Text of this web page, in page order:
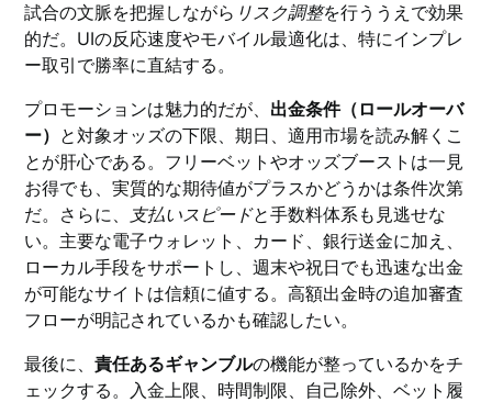
試合の文脈を把握しながら リスク調整を行ううえで効果
的だ。UIの反応速度やモバイル最適化は、特にインプレ
ー取引で勝率に直結する。
プロモーションは魅力的だが、 出金条件（ロールオーバ
ー） と対象オッズの下限、期日、適用市場を読み解くこ
とが肝心である。フリーベットやオッズブーストは一見
お得でも、実質的な期待値がプラスかどうかは条件次第
だ。さらに、
支払いスピードと手数料体系も見逃せな
い。主要な電子ウォレット、カード、銀行送金に加え、
ローカル手段をサポートし、週末や祝日でも迅速な出金
が可能なサイトは信頼に値する。高額出金時の追加審査
フローが明記されているかも確認したい。
最後に、責任あるギャンブルの機能が整っているかをチ
ェックする。入金上限、時間制限、自己除外、ベット履